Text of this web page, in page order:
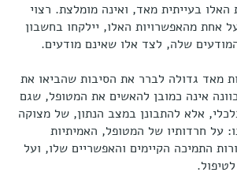
בעייתית מאד, ואינה מומלצת. רצוי
אחת מהאפשרויות האלו, יילקחו בחשבון
שלה, לצד אלו שאינם מודעים.
מאד גדולה לברר את הסיבות שהביאו את
אינה כמובן להאשים את המטופל, שגם
אלא להתבונן במצב הנתון, של מצוקה
על חרדותיו של המטופל, האמיתיות
התמיכה הקיימים והאפשריים שלו, ועל